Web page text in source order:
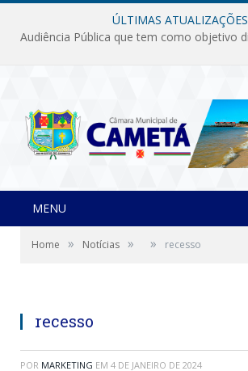
ÚLTIMAS
MENU
Home » Notícias » » recesso
recesso
POR MARKETING EM 4 DE JANEIRO DE 2024